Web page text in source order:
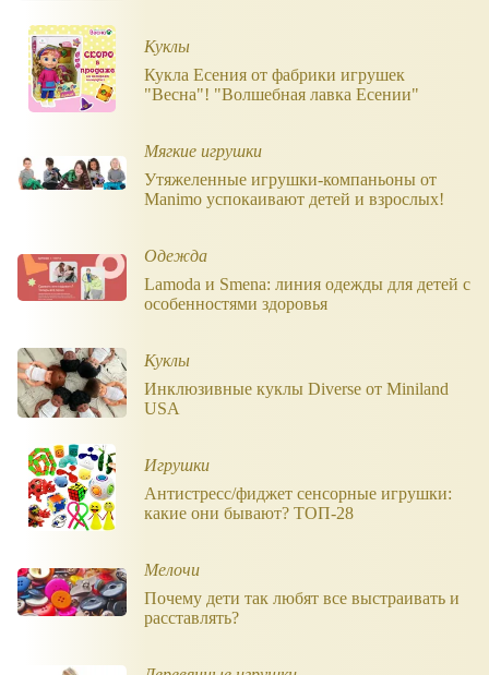
Куклы
Кукла Есения от фабрики игрушек
"Весна"! "Волшебная лавка Есении"
Мягкие игрушки
Утяжеленные игрушки-компаньоны от
Manimo успокаивают детей и взрослых!
Одежда
Lamoda и Smena: линия одежды для детей с
особенностями здоровья
Куклы
Инклюзивные куклы Diverse от Miniland
USA
Игрушки
Антистресс/фиджет сенсорные игрушки:
какие они бывают? ТОП-28
Мелочи
Почему дети так любят все выстраивать и
расставлять?